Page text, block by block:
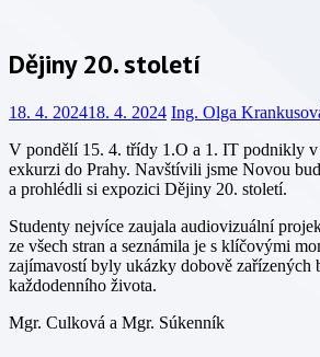
Dějiny 20. století
18. 4. 202418. 4. 2024 Ing. Olga
V pondělí 15. 4. třídy 1.O a 1. IT podnikly v
exkurzi do Prahy. Navštívili jsme Novou
a prohlédli si expozici Dějiny 20. století.
Studenty nejvíce zaujala audiovizuální
ze všech stran a seznámila je s klíčovými
zajímavostí byly ukázky dobově zařízených
každodenního života.
Mgr. Culková a Mgr. Súkenník